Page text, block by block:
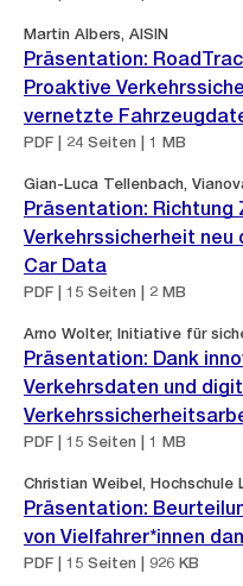
Martin Albers, AISIN
Präsentation:
Proaktive
vernetzte
PDF | 24 Seiten | 1 MB
Gian-Luca Tellenbach,
Präsentation: Richtung
Verkehrssicherheit neu
Car Data
PDF | 15 Seiten | 2 MB
Arno Wolter, Initiative für
Präsentation: Dank
Verkehrsdaten und
PDF | 15 Seiten | 1 MB
Christian Weibel, Hochschule
Präsentation:
von Vielfahrer*innen
PDF | 15 Seiten | 926 KB